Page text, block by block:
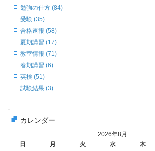
勉強の仕方 (84)
受験 (35)
合格速報 (58)
夏期講習 (17)
教室情報 (71)
春期講習 (6)
英検 (51)
試験結果 (3)
-
カレンダー
2026年8月
日
月 火 水 木